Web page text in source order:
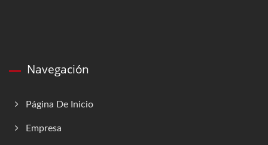
Navegación
Página De Inicio
Empresa